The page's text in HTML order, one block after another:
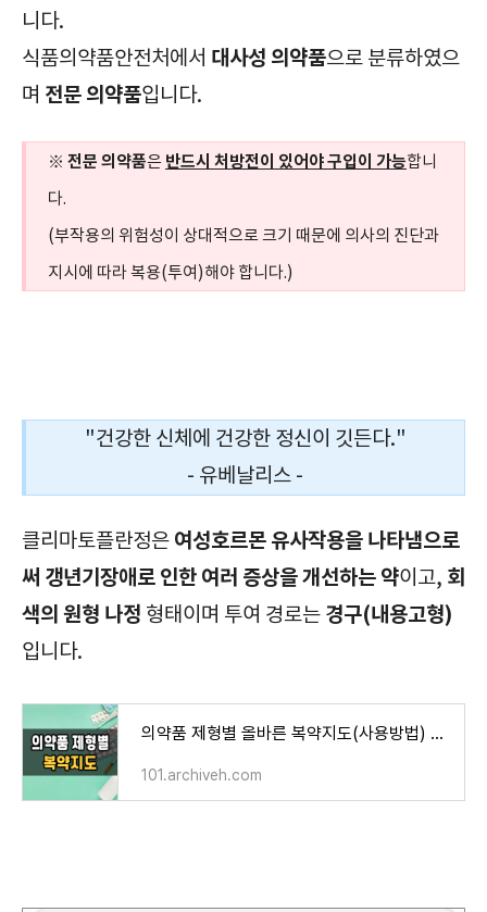
니다.
식품의약품안전처에서 대사성 의약품으로 분류하였으
며 전문 의약품입니다.
※ 전문 의약품은 반드시 처방전이 있어야 구입이 가능합니
다.
(부작용의 위험성이 상대적으로 크기 때문에 의사의 진단과
지시에 따라 복용(투여)해야 합니다.)
"건강한 신체에 건강한 정신이 깃든다."
- 유베날리스 -
클리마토플란정은 여성호르몬 유사작용을 나타냄으로
써 갱년기장애로 인한 여러 증상을 개선하는 약이고, 회
색의 원형 나정 형태이며 투여 경로는 경구(내용고형)
입니다.
의약품 제형별 올바른 복약지도(사용방법) 및 주의사항
101.archiveh.com